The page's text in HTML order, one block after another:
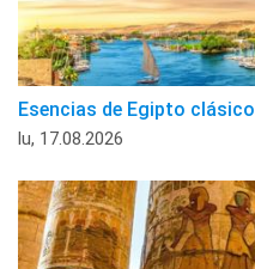
Esencias de Egipto clásico
lu, 17.08.2026